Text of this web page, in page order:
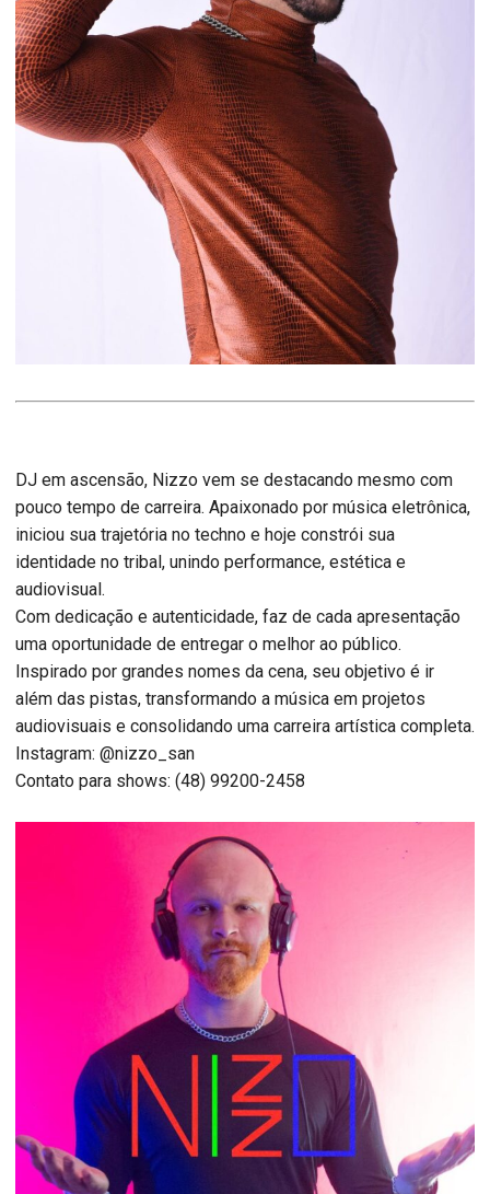
DJ em ascensão, Nizzo vem se destacando mesmo com
pouco tempo de carreira. Apaixonado por música eletrônica,
iniciou sua trajetória no techno e hoje constrói sua
identidade no tribal, unindo performance, estética e
audiovisual.
Com dedicação e autenticidade, faz de cada apresentação
uma oportunidade de entregar o melhor ao público.
Inspirado por grandes nomes da cena, seu objetivo é ir
além das pistas, transformando a música em projetos
audiovisuais e consolidando uma carreira artística completa.
Instagram: @nizzo_san
Contato para shows: (48) 99200-2458